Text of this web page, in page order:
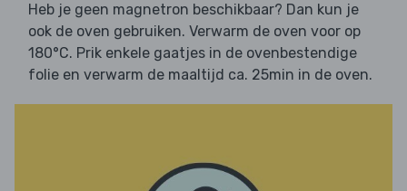
Heb je geen magnetron beschikbaar? Dan kun je
ook de oven gebruiken. Verwarm de oven voor op
180°C. Prik enkele gaatjes in de ovenbestendige
folie en verwarm de maaltijd ca. 25min in de oven.